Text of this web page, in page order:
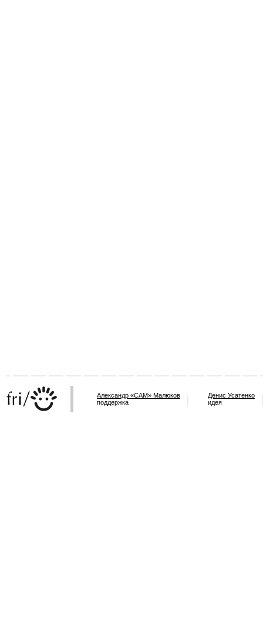
Александр «САМ» Малюков
поддержка
Денис Усатенко
идея